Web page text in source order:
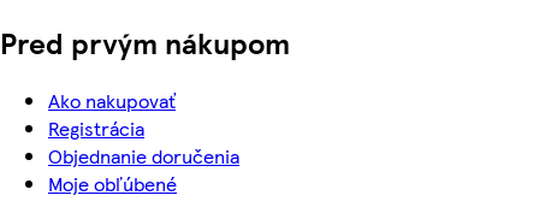
Pred prvým nákupom
Ako nakupovať
Registrácia
Objednanie doručenia
Moje obľúbené